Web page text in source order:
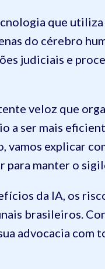
que utiliza
do cérebro
judiciais e
veloz que
a ser mais
explicar
para manter o
da IA, os
brasileiros.
advocacia com